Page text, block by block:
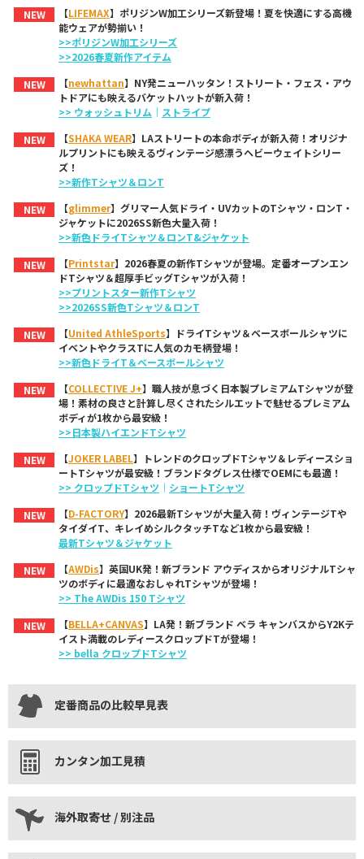
NEW 【LIFEMAX】ポリジンW加工シリーズ新登場！夏を快適にする高機
能ウェアが勢揃い！
>>ポリジンW加工シリーズ
>>2026春夏新作アイテム
NEW
【newhattan】NY発ニューハッタン！ストリート・フェス・アウ
トドアにも映えるバケットハットが新入荷！
>> ウォッシュトリム ｜ ストライプ
NEW
【SHAKA WEAR】LAストリートの本命ボディが新入荷！オリジナ
ルプリントにも映えるヴィンテージ感漂うヘビーウェイトシリー
ズ！
>>新作Tシャツ＆ロンT
NEW
【glimmer】グリマー人気ドライ・UVカットのTシャツ・ロンT・
ジャケットに2026SS新色大量入荷！
>>新色ドライTシャツ＆ロンT&ジャケット
NEW
【Printstar】2026春夏の新作Tシャツが登場。定番オープンエン
ドTシャツ＆超厚手ビッグTシャツが入荷！
>>プリントスター新作Tシャツ
>>2026SS新色Tシャツ＆ロンT
NEW
【United AthleSports】ドライTシャツ＆ベースボールシャツに
イベントやクラスTに人気のカモ柄登場！
>>新色ドライT＆ベースボールシャツ
NEW
【COLLECTIVE J+】職人技が息づく日本製プレミアムTシャツが登
場！素材の良さと計算し尽くされたシルエットで魅せるプレミアム
ボディが1枚から最安級！
>>日本製ハイエンドTシャツ
NEW
【JOKER LABEL】トレンドのクロップドTシャツ＆レディースショ
ートTシャツが最安級！ブランドタグレス仕様でOEMにも最適！
>> クロップドTシャツ ｜ ショートTシャツ
NEW
【D-FACTORY】2026最新Tシャツが大量入荷！ヴィンテージTや
タイダイT、キレイめシルクタッチTなど1枚から最安級！
最新Tシャツ＆ジャケット
NEW
【AWDis】英国UK発！新ブランド アウディスからオリジナルTシャ
ツのボディに最適なおしゃれTシャツが登場！
>> The AWDis 150 Tシャツ
NEW
【BELLA+CANVAS】LA発！新ブランド ベラ キャンバスからY2Kテ
イスト満載のレディースクロップドTが登場！
>> bella クロップドTシャツ
定番商品の比較早見表
カンタン加工見積
海外取寄せ / 別注品